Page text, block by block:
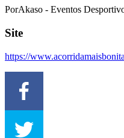
PorAkaso - Eventos
Site
https://